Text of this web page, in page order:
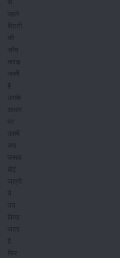
से
पहले
मिटटी
की
जाँच
कराइ
जाती
है
उसके
आधार
पर
उसमें
क्या
फसल
बोई
जाएगी
ये
तय
किया
जाता
है.
फिर